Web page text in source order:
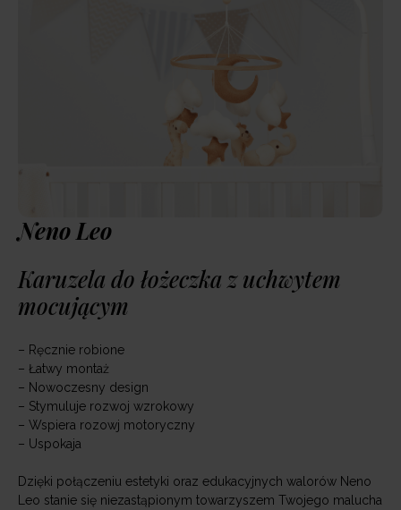
Neno Leo
Karuzela do łożeczka z uchwytem
mocującym
– Ręcznie robione
– Łatwy montaż
– Nowoczesny design
– Stymuluje rozwoj wzrokowy
– Wspiera rozowj motoryczny
– Uspokaja
Dzięki połączeniu estetyki oraz edukacyjnych walorów Neno
Leo stanie się niezastąpionym towarzyszem Twojego malucha